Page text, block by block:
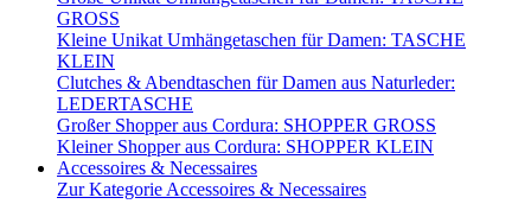
GROSS
Kleine Unikat Umhängetaschen für Damen: TASCHE
KLEIN
Clutches & Abendtaschen für Damen aus Naturleder:
LEDERTASCHE
Großer Shopper aus Cordura: SHOPPER GROSS
Kleiner Shopper aus Cordura: SHOPPER KLEIN
Accessoires & Necessaires
Zur Kategorie Accessoires & Necessaires